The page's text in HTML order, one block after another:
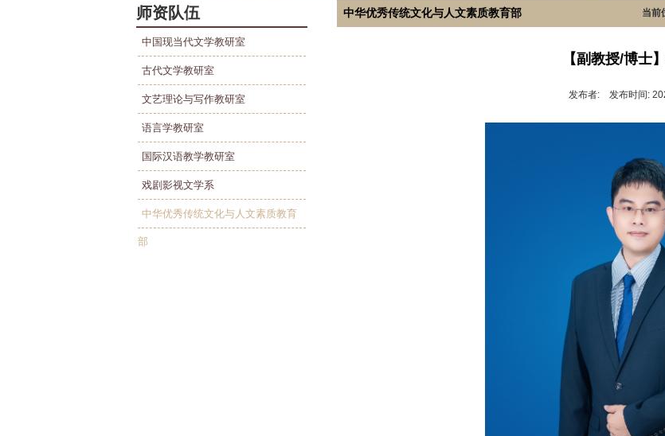
师资队伍
中国现当代文学教研室
古代文学教研室
文艺理论与写作教研室
语言学教研室
国际汉语教学教研室
戏剧影视文学系
中华优秀传统文化与人文素质教育
部
中华优秀传统文化与人文素质教育部 当前
【副教授/博士
发布者: 发布时间: